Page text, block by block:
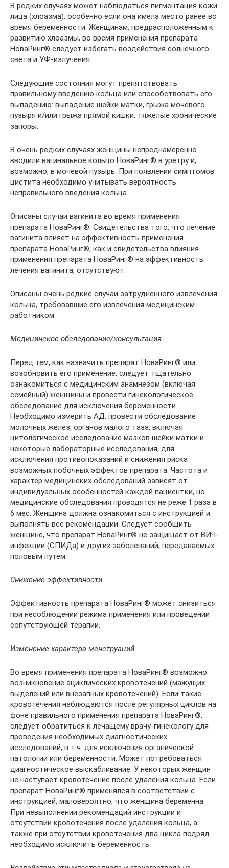
В редких случаях может наблюдаться пигментация кожи
лица (хлоазма), особенно если она имела место ранее во
время беременности. Женщинам, предрасположенным к
развитию хлоазмы, во время применения препарата
НоваРинг® следует избегать воздействия солнечного
света и УФ-излучения.
Следующие состояния могут препятствовать
правильному введению кольца или способствовать его
выпадению: выпадение шейки матки, грыжа мочевого
пузыря и/или грыжа прямой кишки, тяжелые хронические
запоры.
В очень редких случаях женщины непреднамеренно
вводили вагинальное кольцо НоваРинг® в уретру и,
возможно, в мочевой пузырь. При появлении симптомов
цистита необходимо учитывать вероятность
неправильного введения кольца.
Описаны случаи вагинита во время применения
препарата НоваРинг®. Свидетельства того, что лечение
вагинита влияет на эффективность применения
препарата НоваРинг®, как и свидетельства влияния
применения препарата НоваРинг® на эффективность
лечения вагинита, отсутствуют.
Описаны очень редкие случаи затрудненного извлечения
кольца, требовавшие его извлечения медицинским
работником.
Медицинское обследование/консультация
Перед тем, как назначить препарат НоваРинг® или
возобновить его применение, следует тщательно
ознакомиться с медицинским анамнезом (включая
семейный) женщины и провести гинекологическое
обследование для исключения беременности.
Необходимо измерить АД, провести обследование
молочных желез, органов малого таза, включая
цитологическое исследование мазков шейки матки и
некоторые лабораторные исследования, для
исключения противопоказаний и снижения риска
возможных побочных эффектов препарата. Частота и
характер медицинских обследований зависят от
индивидуальных особенностей каждой пациентки, но
медицинские обследования проводятся не реже 1 раза в
6 мес. Женщина должна ознакомиться с инструкцией и
выполнять все рекомендации. Следует сообщить
женщине, что препарат НоваРинг® не защищает от ВИЧ-
инфекции (СПИДа) и других заболеваний, передаваемых
половым путем.
Снижение эффективности
Эффективность препарата НоваРинг® может снизиться
при несоблюдении режима применения или проведении
сопутствующей терапии.
Изменение характера менструаций
Во время применения препарата НоваРинг® возможно
возникновение ациклических кровотечений (мажущих
выделений или внезапных кровотечений). Если такие
кровотечения наблюдаются после регулярных циклов на
фоне правильного применения препарата НоваРинг®,
следует обратиться к лечащему врачу-гинекологу для
проведения необходимых диагностических
исследований, в т.ч. для исключения органической
патологии или беременности. Может потребоваться
диагностическое выскабливание. У некоторых женщин
не наступает кровотечение после удаления кольца. Если
препарат НоваРинг® применялся в соответствии с
инструкцией, маловероятно, что женщина беременна.
При невыполнении рекомендаций инструкции и
отсутствии кровотечения после удаления кольца, а
также при отсутствии кровотечения два цикла подряд
необходимо исключить беременность.